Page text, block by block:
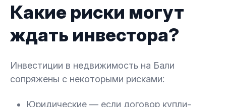
Какие риски могут
ждать инвестора?
Инвестиции в недвижимость на Бали
сопряжены с некоторыми рисками:
Юридические — если договор купли-